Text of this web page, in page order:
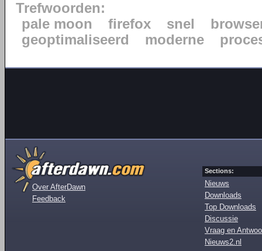
Trefwoorden:
pale moon
firefox snel
geoptimaliseerd
moderne
Over AfterDawn
Feedback
Sections:
Nieuws
Downloads
Top Downloads
Discussie
Vraag en
Nieuws2.nl